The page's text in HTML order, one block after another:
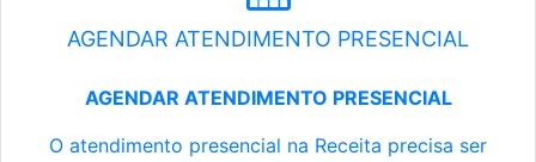
AGENDAR ATENDIMENTO PRESENCIAL
AGENDAR ATENDIMENTO PRESENCIAL
O atendimento presencial na Receita precisa ser